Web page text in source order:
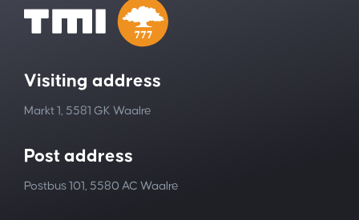
Visiting address
Markt 1, 5581 GK Waalre
Post address
Postbus 101, 5580 AC Waalre